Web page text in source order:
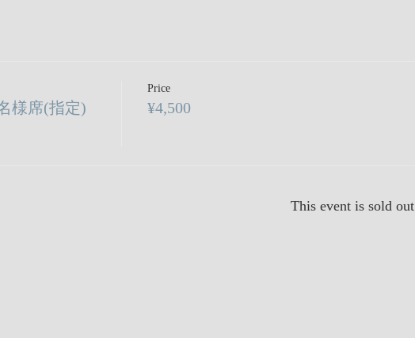
様席(指定)
Price
¥4,500
This event is sold out